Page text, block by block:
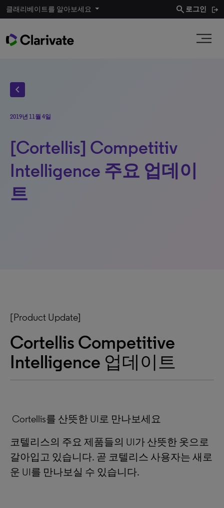
클래리베이트를 알아보세요 search 로그인
chevron_left
2019년 11월 4일
[Cortellis] Competitiv
Intelligence 주요 업데이
트
[Product Update]
Cortellis Competitive
Intelligence 업데이트
Cortellis를 산뜻한 UI로 만나보세요
코텔리스의 주요 제품들의 UI가 산뜻한 옷으로
갈아입고 있습니다. 곧 코텔리스 사용자는 새로
운 UI를 만나보실 수 있습니다.